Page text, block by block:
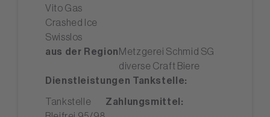
Vito Gas
Crashed Ice
Swisslos
aus der RegionMetzgerei Schmid SG
diverse Craft Biere
Dienstleistungen Tankstelle:
Tankstelle
Zahlungsmittel: